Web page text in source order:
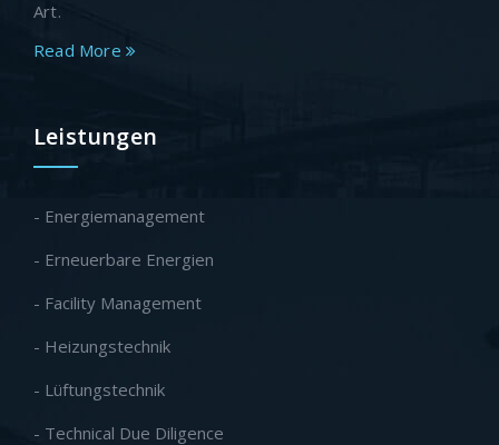
Art.
Read More
Leistungen
- Energiemanagement
- Erneuerbare Energien
- Facility Management
- Heizungstechnik
- Lüftungstechnik
- Technical Due Diligence